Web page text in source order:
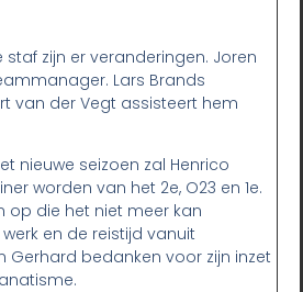
zijn er veranderingen. Joren
Lars Brands
van der Vegt assisteert hem
nieuwe seizoen zal Henrico
worden van het 2e, O23 en 1e.
op die het niet meer kan
en de reistijd vanuit
Gerhard bedanken voor zijn inzet